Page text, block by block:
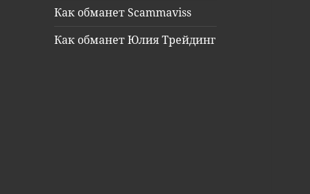
Как обманет Scammaviss
Как обманет Юлия Трейдинг